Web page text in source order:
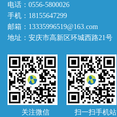
电话：0556-5800026
手机：18155647299
邮箱：13335996519@163.com
地址：安庆市高新区环城西路21号
关注微信 扫一扫手机站